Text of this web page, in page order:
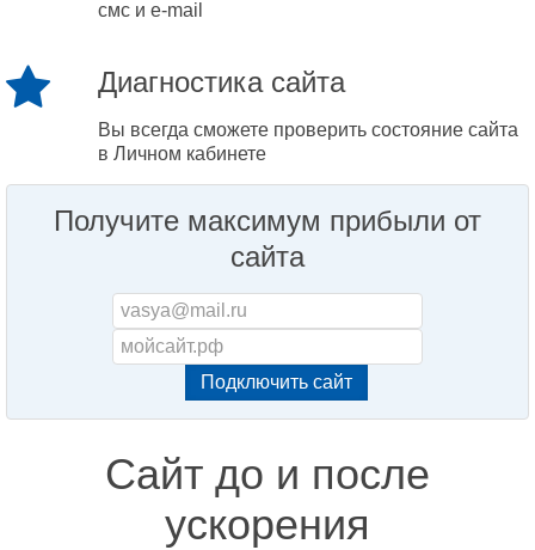
смс и e-mail
Диагностика сайта
Вы всегда сможете проверить состояние сайта
в Личном кабинете
Получите максимум прибыли от
сайта
Сайт до и после
ускорения